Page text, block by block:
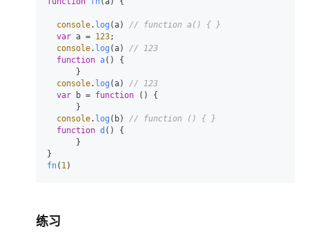
console. log (a) // function a() { }
var a = 123;
console. log (a) // 123
function a( ) {
console. log (a) // 123
var b = function ( ) {
console. log (b) // function () { }
function d ( ) {
fn( 1
练习